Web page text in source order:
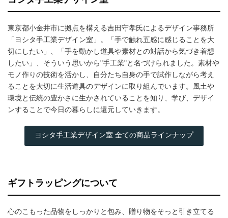
東京都小金井市に拠点を構える吉田守孝氏によるデザイン事務所
「ヨシタ手工業デザイン室」。「手で触れ五感に感じることを大
切にしたい」、「手を動かし道具や素材との対話から気づき着想
したい」、そういう思いから"手工業"と名づけられました。素材や
モノ作りの技術を活かし、自分たち自身の手で試作しながら考え
ることを大切に生活道具のデザインに取り組んでいます。風土や
環境と伝統の豊かさに生かされていることを知り、学び、デザイ
ンすることで今日の暮らしに還元していきます。
ヨシタ手工業デザイン室 全ての商品ラインナップ
ギフトラッピングについて
心のこもった品物をしっかりと包み、贈り物をそっと引き立てる